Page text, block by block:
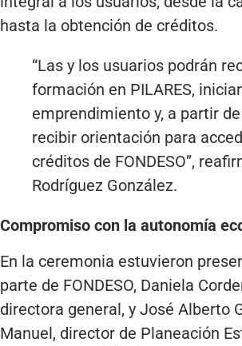
hasta la obtención de créditos.
“Las y los usuarios podrán
formación en PILARES,
emprendimiento y, a partir
recibir orientación para
créditos de FONDESO”,
Rodríguez González.
Compromiso con la autonomía
En la ceremonia estuvieron
parte de FONDESO, Daniela
directora general, y José Alberto
Manuel, director de Planeación